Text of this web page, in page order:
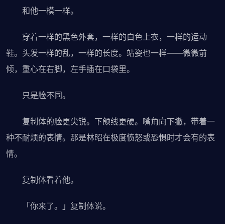
和他一模一样。
穿着一样的黑色外套，一样的白色上衣，一样的运动
鞋。头发一样的乱，一样的长度。站姿也一样——微微前
倾，重心在右脚，左手插在口袋里。
只是脸不同。
复制体的脸更尖锐。下颌线更硬。嘴角向下撇，带着一
种不耐烦的表情。那是林昭在极度愤怒或恐惧时才会有的表
情。
复制体看着他。
「你来了。」复制体说。